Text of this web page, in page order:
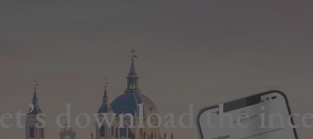
Let’s download the